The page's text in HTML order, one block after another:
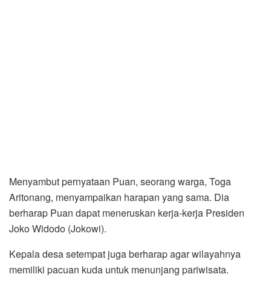
Menyambut pernyataan Puan, seorang warga, Toga
Aritonang, menyampaikan harapan yang sama. Dia
berharap Puan dapat meneruskan kerja-kerja Presiden
Joko Widodo (Jokowi).
Kepala desa setempat juga berharap agar wilayahnya
memiliki pacuan kuda untuk menunjang pariwisata.